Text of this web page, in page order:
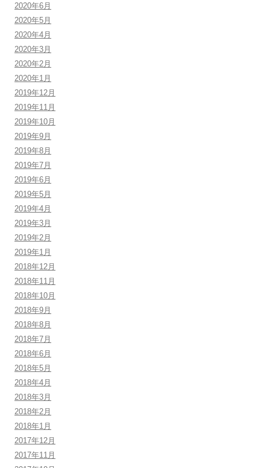
2020年6月
2020年5月
2020年4月
2020年3月
2020年2月
2020年1月
2019年12月
2019年11月
2019年10月
2019年9月
2019年8月
2019年7月
2019年6月
2019年5月
2019年4月
2019年3月
2019年2月
2019年1月
2018年12月
2018年11月
2018年10月
2018年9月
2018年8月
2018年7月
2018年6月
2018年5月
2018年4月
2018年3月
2018年2月
2018年1月
2017年12月
2017年11月